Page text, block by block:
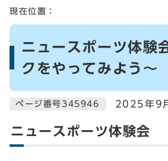
ここから本文です
現在位置：
ニュースポーツ体験
クをやってみよう～
ページ番号345946 2025年9
ニュースポーツ体験会